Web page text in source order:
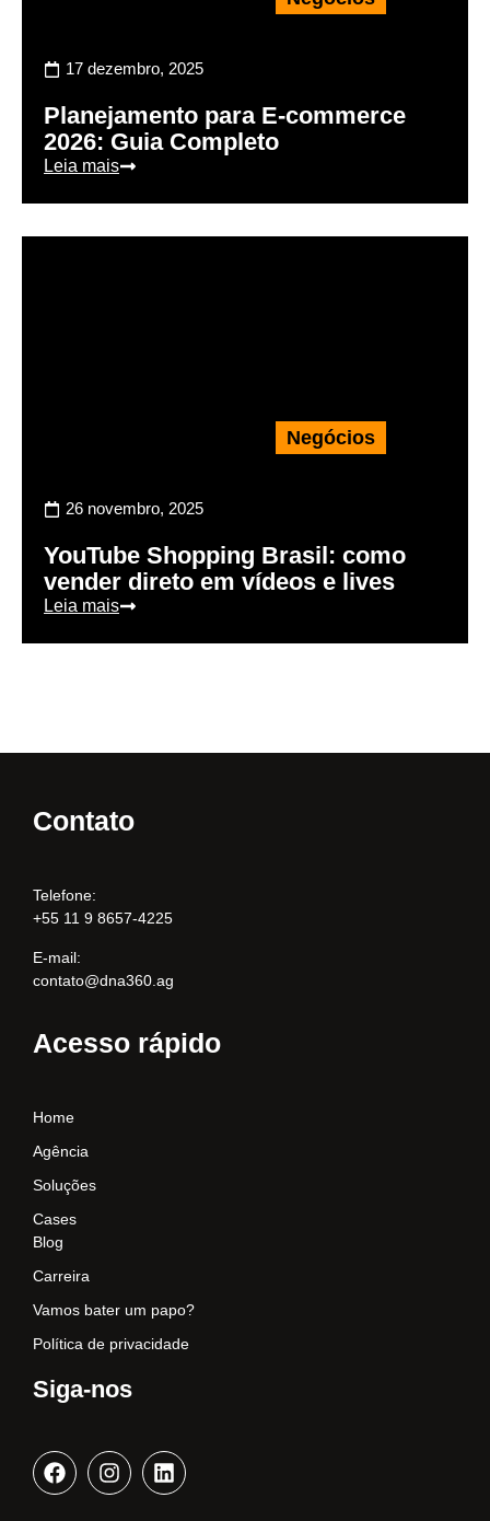
17 dezembro, 2025
Planejamento para E-commerce
2026: Guia Completo
Leia mais
Negócios
26 novembro, 2025
YouTube Shopping Brasil: como
vender direto em vídeos e lives
Leia mais
Contato
Telefone:
+55 11 9 8657-4225
E-mail:
contato@dna360.ag
Acesso rápido
Home
Agência
Soluções
Cases
Blog
Carreira
Vamos bater um papo?
Política de privacidade
Siga-nos